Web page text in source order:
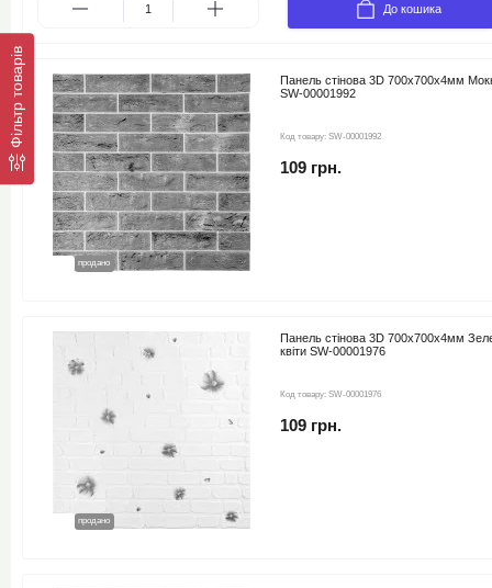
Фільтр товарів
До кошика
продано
Панель стінова 3D 700х700х4мм
SW-00001992
Код товару: SW-00001992
109 грн.
продано
Панель стінова 3D 700х700х4мм
квіти SW-00001976
Код товару: SW-00001976
109 грн.